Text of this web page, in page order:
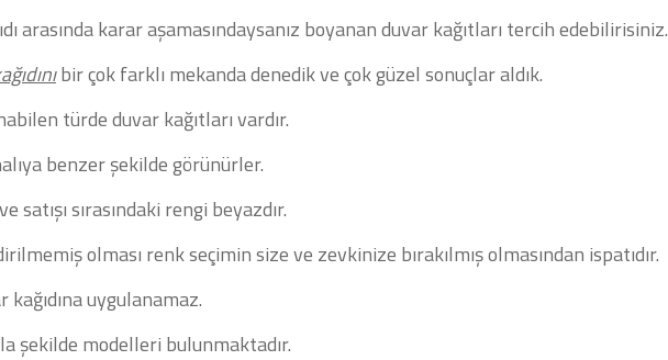
arasında karar aşamasındaysanız boyanan duvar kağıtları tercih edebilirisiniz.
bir çok farklı mekanda denedik ve çok güzel sonuçlar aldık.
türde duvar kağıtları vardır.
benzer şekilde görünürler.
satışı sırasındaki rengi beyazdır.
olması renk seçimin size ve zevkinize bırakılmış olmasından ispatıdır.
uygulanamaz.
şekilde modelleri bulunmaktadır.